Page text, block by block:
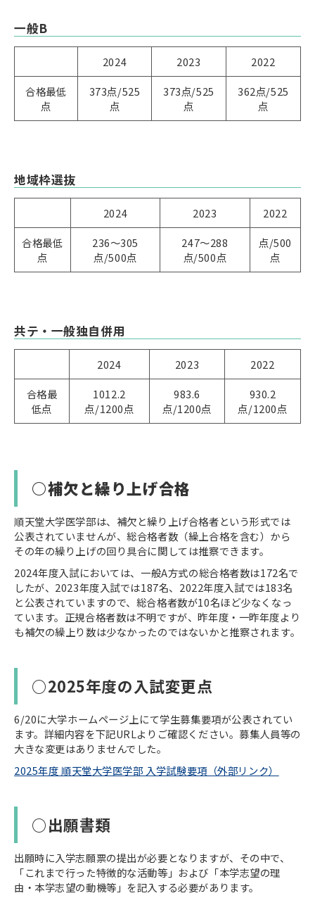
一般B
2024 2023
2022
合格最低
点
373点/525
点
373点/525
点
362点/525
点
地域枠選抜
2024 2023
2022
合格最低
点
236～305
点/500点
247～288
点/500点
点/500
点
共テ・一般独自併用
2024 2023
2022
合格最
低点
1012.2
点/1200点
983.6
点/1200点
930.2
点/1200点
○補欠と繰り上げ合格
順天堂大学医学部は、補欠と繰り上げ合格者という形式では
公表されていませんが、総合格者数（繰上合格を含む）から
その年の繰り上げの回り具合に関しては推察できます。
2024年度入試においては、一般A方式の総合格者数は172名で
したが、2023年度入試では187名、2022年度入試では183名
と公表されていますので、総合格者数が10名ほど少なくなっ
ています。正規合格者数は不明ですが、昨年度・一昨年度より
も補欠の繰上り数は少なかったのではないかと推察されます。
○2025年度の入試変更点
6/20に大学ホームページ上にて学生募集要項が公表されてい
ます。詳細内容を下記URLよりご確認ください。募集人員等の
大きな変更はありませんでした。
2025年度 順天堂大学医学部 入学試験要項（外部リンク）
○出願書類
出願時に入学志願票の提出が必要となりますが、その中で、
「これまで行った特徴的な活動等」および「本学志望の理
由・本学志望の動機等」を記入する必要があります。